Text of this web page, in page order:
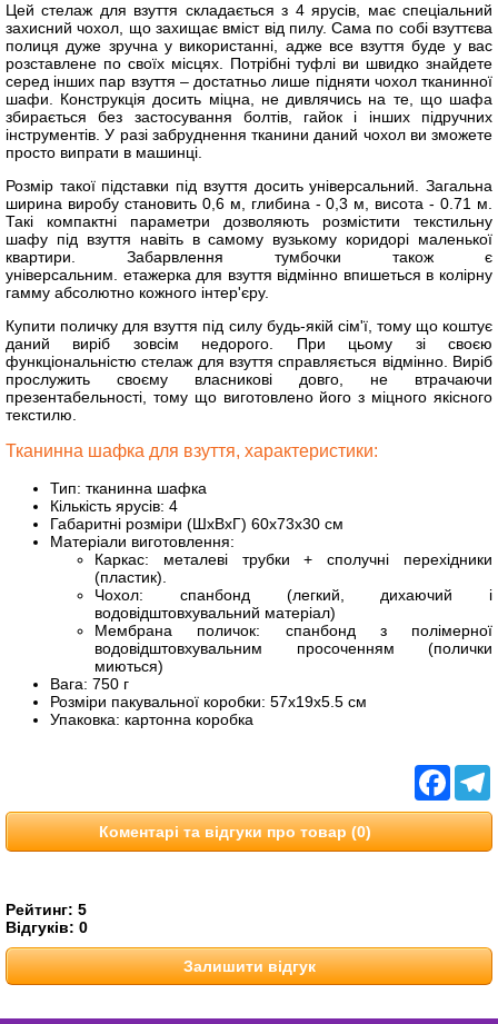
Цей стелаж для взуття складається з 4 ярусів, має спеціальний
захисний чохол, що захищає вміст від пилу. Сама по собі взуттєва
полиця дуже зручна у використанні, адже все взуття буде у вас
розставлене по своїх місцях. Потрібні туфлі ви швидко знайдете
серед інших пар взуття – достатньо лише підняти чохол тканинної
шафи. Конструкція досить міцна, не дивлячись на те, що шафа
збирається без застосування болтів, гайок і інших підручних
інструментів. У разі забруднення тканини даний чохол ви зможете
просто випрати в машинці.
Розмір такої підставки під взуття досить універсальний. Загальна
ширина виробу становить 0,6 м, глибина - 0,3 м, висота - 0.71 м.
Такі компактні параметри дозволяють розмістити текстильну
шафу під взуття навіть в самому вузькому коридорі маленької
квартири. Забарвлення тумбочки також є
універсальним. етажерка для взуття відмінно впишеться в колірну
гамму абсолютно кожного інтер'єру.
Купити поличку для взуття під силу будь-якій сім'ї, тому що коштує
даний виріб зовсім недорого. При цьому зі своєю
функціональністю стелаж для взуття справляється відмінно. Виріб
прослужить своєму власникові довго, не втрачаючи
презентабельності, тому що виготовлено його з міцного якісного
текстилю.
Тканинна шафка для взуття, характеристики:
Тип: тканинна шафка
Кількість ярусів: 4
Габаритні розміри (ШхВхГ) 60х73х30 см
Матеріали виготовлення:
Каркас: металеві трубки + сполучні перехідники
(пластик).
Чохол: спанбонд (легкий, дихаючий і
водовідштовхувальний матеріал)
Мембрана поличок: спанбонд з полімерної
водовідштовхувальним просоченням (полички
миються)
Вага: 750 г
Розміри пакувальної коробки: 57х19х5.5 см
Упаковка: картонна коробка
Коментарі та відгуки про товар (0)
Рейтинг: 5
Відгуків: 0
Залишити відгук